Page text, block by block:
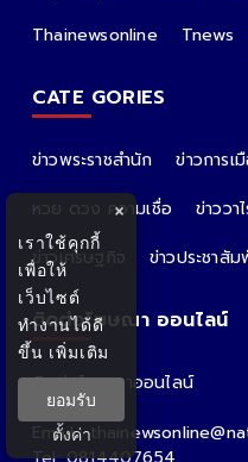
Thainewsonline
Tnews
CATE GORIES
ข่าวพระราชสำนัก ข่าวการเ
หวย ดวง ความเชื่อ
ข่าววา
ข่าวเศรษฐกิจ
ข่าวประชาสั
ติดต่อโฆษณา ออนไลน์
ติดต่อโฆษณาออนไลน์
คุณอ้อ
Email :
×
เราใช้คุกกี้
เพื่อให้
เว็บไซต์
ทำงานได้ดี
ขึ้น เพิ่มเติม
ยอมรับ
ตั้งค่า